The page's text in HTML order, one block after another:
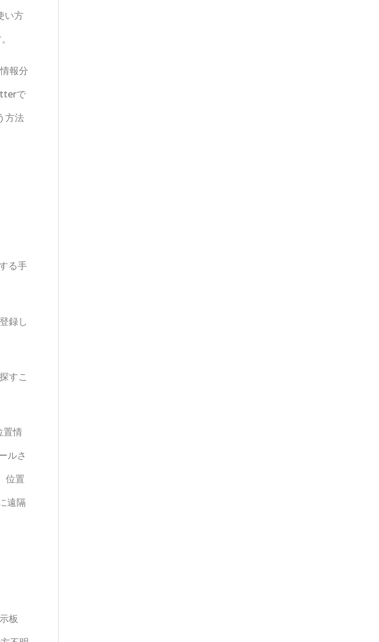
い方
報分
で
方法
る手
録し
すこ
置情
ルさ
位置
遠隔
板